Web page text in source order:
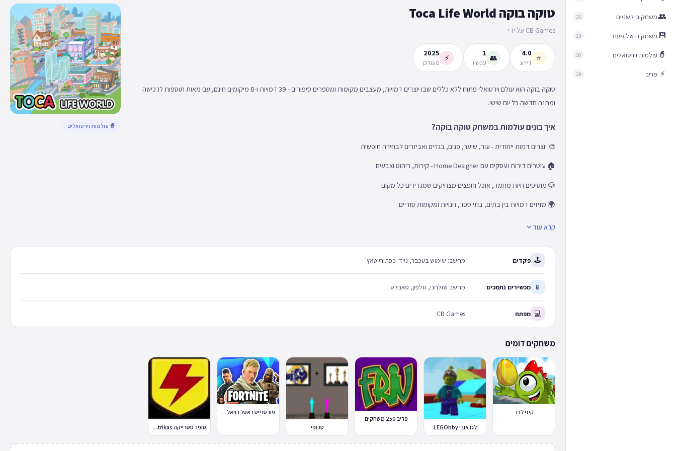
👥משחקים לשניים 26
💾 משחקים של פעם 13
🧙 עולמות וירטואלים 10
⚡ פריב 28
טוקה בוקה Toca Life World
CB Games על ידי
⭐
4.0
דירוג
👥
1
עכשיו
⚡
2025
מעודכן
טוקה בוקה הוא עולם וירטואלי פתוח ללא כללים שבו יוצרים דמויות, מעצבים מקומות ומספרים סיפורים - 39 דמויות ו-8 מיקומים חינם, עם מאות תוספות לרכישה
ומתנה חדשה כל יום שישי.
איך בונים עולמות במשחק טוקה בוקה?
🎨 יוצרים דמות ייחודית - עור, שיער, פנים, בגדים ואביזרים לבחירה חופשית
🏠 עוטרים דירות ועסקים עם Home Designer - קירות, ריהוט וצבעים
🐶 מוסיפים חיות מחמד, אוכל וחפצים מצחיקים שמגדירים כל מקום
🌍 מזיזים דמויות בין בתים, בתי ספר, חנויות ומקומות סודיים
קרא עוד
🧙 עולמות וירטואלים
🕹 פקדים מחשב: שימוש בעכבר, נייד: כפתורי טאץ'
📱 מכשירים נתמכים מחשב שולחני, טלפון, טאבלט
💻 מפתח CB Games
משחקים דומים
קיזי לנד
לגו אובי LEGObby
פריב 250 משחקים
טרופי
פורטנייט באטל רויאל Fortnite Battle Royale
סופר סטרייקה Supa Strikas